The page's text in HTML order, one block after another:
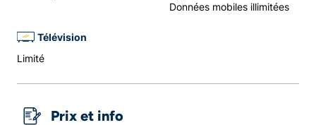
Données mobiles illimitées
Télévision
Limité
Prix et info